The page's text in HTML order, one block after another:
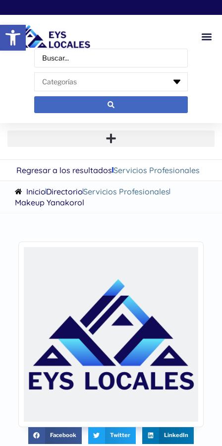
Abrir barra de herramientas
Regresar a los resultadosServicios Profesionales
InicioDirectorioServicios Profesionales
Makeup Yanakorol
Facebook Twitter LinkedIn